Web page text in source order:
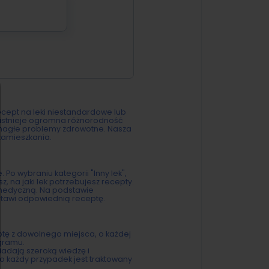
na leki niestandardowe lub
ogromna różnorodność
problemy zdrowotne. Nasza
wybraniu kategorii "Inny lek",
na jaki lek potrzebujesz recepty.
Na podstawie
odpowiednią receptę.
z dowolnego miejsca, o każdej
szeroką wiedzę i
każdy przypadek jest traktowany